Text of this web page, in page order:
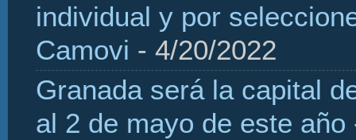
individual y por
Camovi - 4/20/2022
Granada será la capital
al 2 de mayo de este año